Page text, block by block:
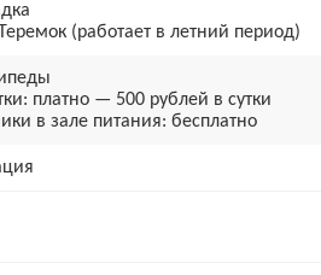
(работает в летний период)
платно — 500 рублей в сутки
в зале питания: бесплатно